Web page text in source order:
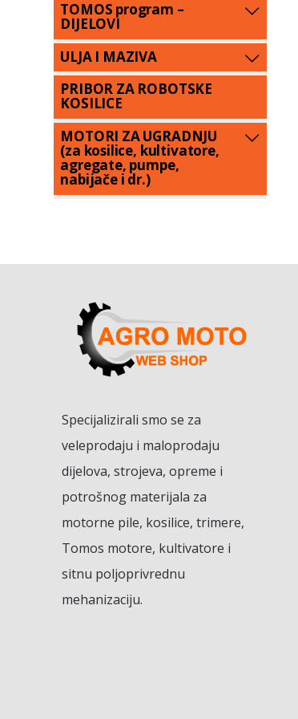
TOMOS program –
DIJELOVI
ULJA I MAZIVA
PRIBOR ZA ROBOTSKE
KOSILICE
MOTORI ZA UGRADNJU
(za kosilice, kultivatore,
agregate, pumpe,
nabijače i dr.)
Specijalizirali smo se za
veleprodaju i maloprodaju
dijelova, strojeva, opreme i
potrošnog materijala za
motorne pile, kosilice, trimere,
Tomos motore, kultivatore i
sitnu poljoprivrednu
mehanizaciju.